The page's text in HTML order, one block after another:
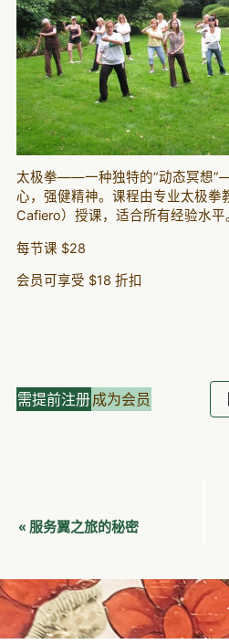
太极拳——一种独特的“动态冥想
心，强健精神。课程由专业太极拳
Cafiero）授课，适合所有经验水平
每节课 $28
会员可享受 $18 折扣
需提前注册成为会员
活
导
航
« 服务翼之旅的秘密